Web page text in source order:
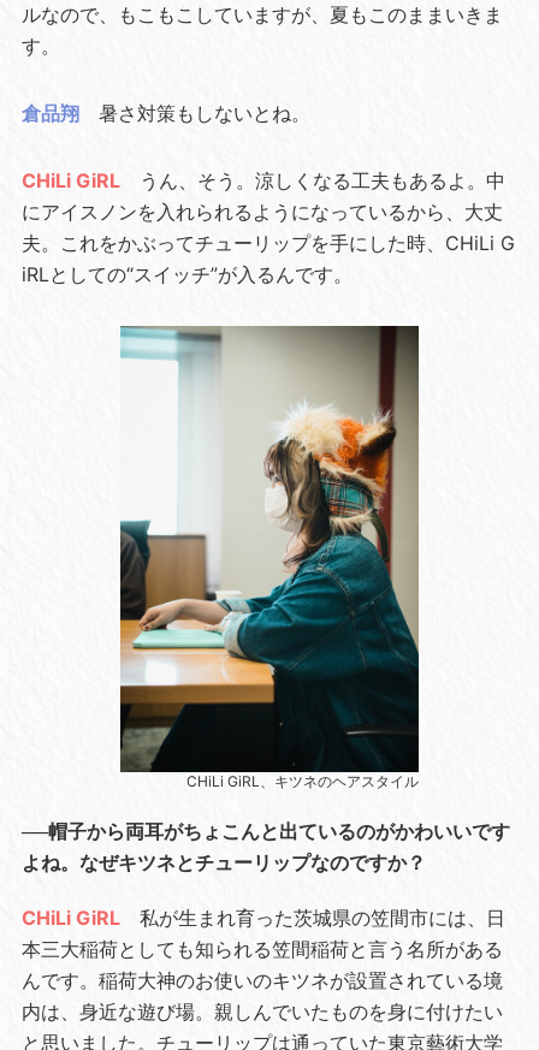
ルなので、もこもこしていますが、夏もこのままいきま
す。
倉品翔 暑さ対策もしないとね。
CHiLi GiRL
うん、そう。涼しくなる工夫もあるよ。中
にアイスノンを入れられるようになっているから、大丈
夫。これをかぶってチューリップを手にした時、CHiLi G
iRLとしての“スイッチ”が入るんです。
CHiLi GiRL、キツネのヘアスタイル
──帽子から両耳がちょこんと出ているのがかわいいです
よね。なぜキツネとチューリップなのですか？
CHiLi GiRL
私が生まれ育った茨城県の笠間市には、日
本三大稲荷としても知られる笠間稲荷と言う名所がある
んです。稲荷大神のお使いのキツネが設置されている境
内は、身近な遊び場。親しんでいたものを身に付けたい
と思いました。チューリップは通っていた東京藝術大学